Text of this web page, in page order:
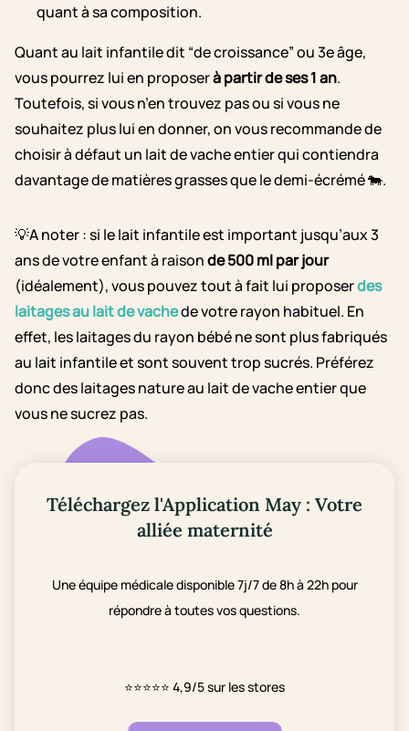
quant à sa composition.
Quant au lait infantile dit “de croissance” ou 3e âge,
vous pourrez lui en proposerà partir de ses 1 an.
Toutefois, si vous n’en trouvez pas ou si vous ne
souhaitez plus lui en donner, on vous recommande de
choisir à défaut un lait de vache entier qui contiendra
davantage de matières grasses que le demi-écrémé 🐄.
💡A noter : si le lait infantile est important jusqu’aux 3
ans de votre enfant à raisonde 500 ml par jour
(idéalement), vous pouvez tout à fait lui proposerdes
laitages au lait de vachede votre rayon habituel. En
effet, les laitages du rayon bébé ne sont plus fabriqués
au lait infantile et sont souvent trop sucrés. Préférez
donc des laitages nature au lait de vache entier que
vous ne sucrez pas.
Téléchargez l'Application May : Votre
alliée maternité
Une équipe médicale disponible 7j/7 de 8h à 22h pour
répondre à toutes vos questions.
⭐⭐⭐⭐⭐ 4,9/5 sur les stores